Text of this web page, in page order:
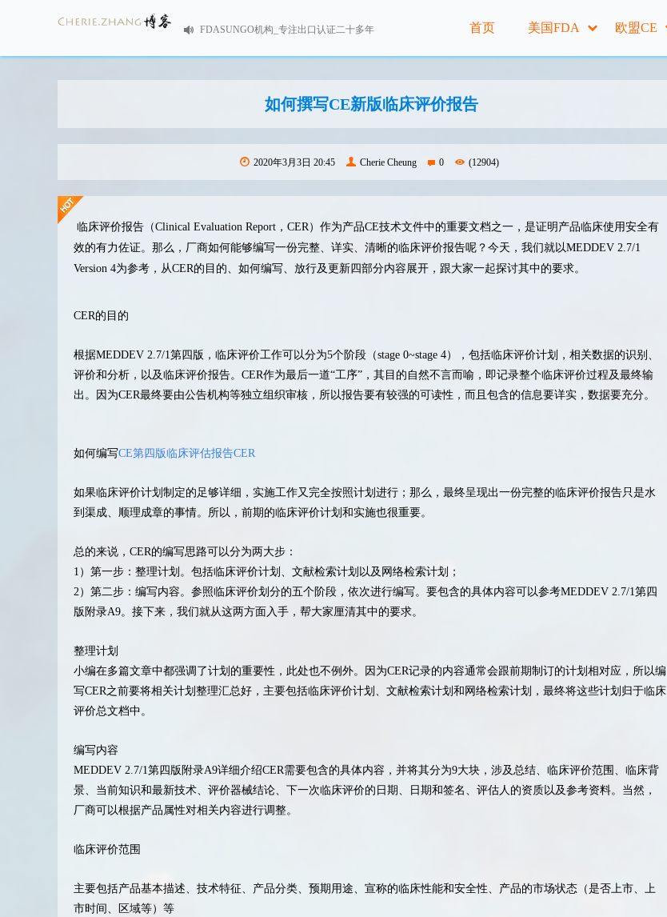
FDASUNGO机构_专注出口认证二十多年 首页 美国FDA 欧盟CE
如何撰写CE新版临床评价报告
2020年3月3日 20:45 Cherie Cheung 0 (12904)
临床评价报告（Clinical Evaluation Report，CER）作为产品CE技术文件中的重要文档之一，是证明产品临床使用安全有
效的有力佐证。那么，厂商如何能够编写一份完整、详实、清晰的临床评价报告呢？今天，我们就以MEDDEV 2.7/1
Version 4为参考，从CER的目的、如何编写、放行及更新四部分内容展开，跟大家一起探讨其中的要求。
CER的目的
根据MEDDEV 2.7/1第四版，临床评价工作可以分为5个阶段（stage 0~stage 4），包括临床评价计划，相关数据的识别、
评价和分析，以及临床评价报告。CER作为最后一道“工序”，其目的自然不言而喻，即记录整个临床评价过程及最终输
出。因为CER最终要由公告机构等独立组织审核，所以报告要有较强的可读性，而且包含的信息要详实，数据要充分。
如何编写CE第四版临床评估报告CER
如果临床评价计划制定的足够详细，实施工作又完全按照计划进行；那么，最终呈现出一份完整的临床评价报告只是水
到渠成、顺理成章的事情。所以，前期的临床评价计划和实施也很重要。
总的来说，CER的编写思路可以分为两大步：
1）第一步：整理计划。包括临床评价计划、文献检索计划以及网络检索计划；
2）第二步：编写内容。参照临床评价划分的五个阶段，依次进行编写。要包含的具体内容可以参考MEDDEV 2.7/1第四
版附录A9。接下来，我们就从这两方面入手，帮大家厘清其中的要求。
整理计划
小编在多篇文章中都强调了计划的重要性，此处也不例外。因为CER记录的内容通常会跟前期制订的计划相对应，所以编
写CER之前要将相关计划整理汇总好，主要包括临床评价计划、文献检索计划和网络检索计划，最终将这些计划归于临床
评价总文档中。
编写内容
MEDDEV 2.7/1第四版附录A9详细介绍CER需要包含的具体内容，并将其分为9大块，涉及总结、临床评价范围、临床背
景、当前知识和最新技术、评价器械结论、下一次临床评价的日期、日期和签名、评估人的资质以及参考资料。当然，
厂商可以根据产品属性对相关内容进行调整。
临床评价范围
主要包括产品基本描述、技术特征、产品分类、预期用途、宣称的临床性能和安全性、产品的市场状态（是否上市、上
市时间、区域等）等